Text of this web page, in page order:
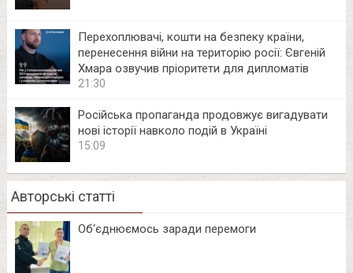
Перехоплювачі, кошти на безпеку країни,
перенесення війни на територію росії: Євгеній
Хмара озвучив пріоритети для дипломатів
21:30
Російська пропаганда продовжує вигадувати
нові історії навколо подій в Україні
15:09
Авторські статті
Об‘єднюємось заради перемоги